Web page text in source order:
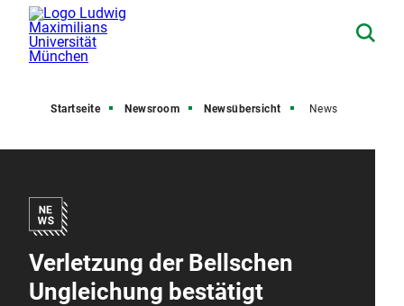
Startseite Newsroom Newsübersicht News
Verletzung der Bellschen
Ungleichung bestätigt